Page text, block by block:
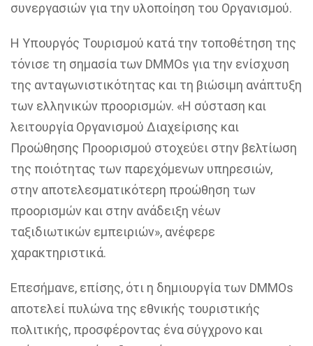
συνεργασιών για την υλοποίηση του Οργανισμού.
Η Υπουργός Τουρισμού κατά την τοποθέτηση της
τόνισε τη σημασία των DMMOs για την ενίσχυση
της ανταγωνιστικότητας και τη βιώσιμη ανάπτυξη
των ελληνικών προορισμών. «Η σύσταση και
λειτουργία Οργανισμού Διαχείρισης και
Προώθησης Προορισμού στοχεύει στην βελτίωση
της ποιότητας των παρεχόμενων υπηρεσιών,
στην αποτελεσματικότερη προώθηση των
προορισμών και στην ανάδειξη νέων
ταξιδιωτικών εμπειριών», ανέφερε
χαρακτηριστικά.
Επεσήμανε, επίσης, ότι η δημιουργία των DMMOs
αποτελεί πυλώνα της εθνικής τουριστικής
πολιτικής, προσφέροντας ένα σύγχρονο και